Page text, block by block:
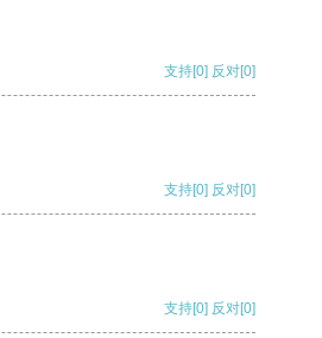
支持[0] 反对[0]
支持[0] 反对[0]
支持[0] 反对[0]